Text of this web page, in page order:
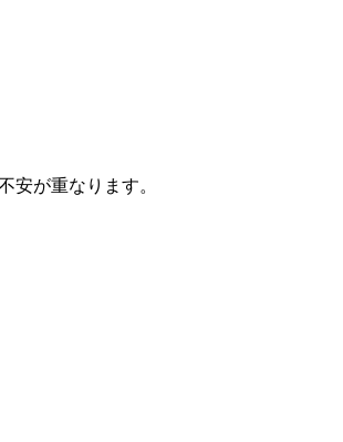
安が重なります。